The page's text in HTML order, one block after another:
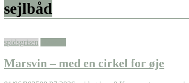
sejlbåd
spidsgrisen
Marsvin – med en cirkel for øje